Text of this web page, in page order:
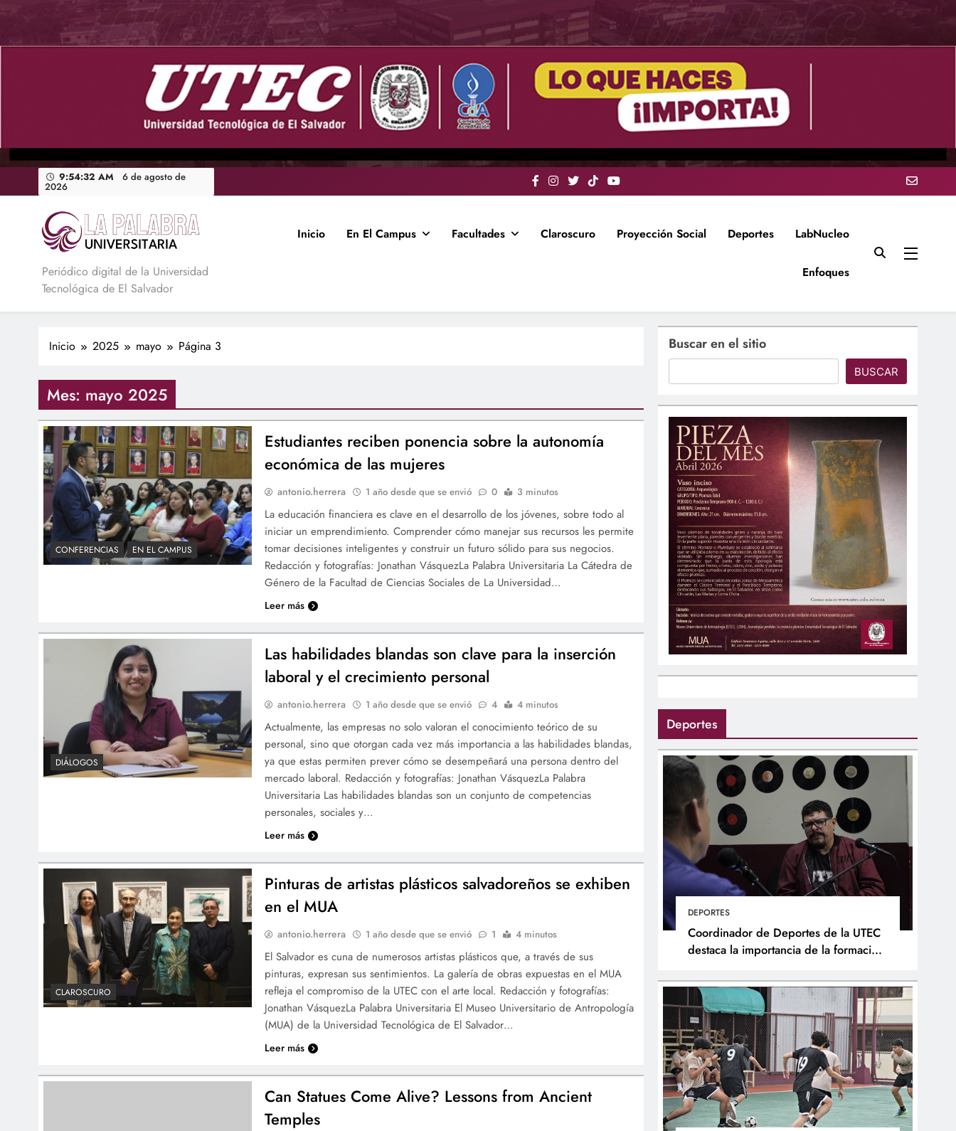
contenido
9:54:33 AM 6 de agosto de
2026
La Palabra Universitaria
Periódico digital de la Universidad
Tecnológica de El Salvador
Inicio En El Campus Facultades Claroscuro Proyección Social Deportes LabNucleo
Enfoques
Inicio 2025 mayo Página 3
Mes: mayo 2025
CONFERENCIAS EN EL CAMPUS
Estudiantes reciben ponencia sobre la autonomía
económica de las mujeres
antonio.herrera 1 año desde que se envió 0 3 minutos
La educación financiera es clave en el desarrollo de los jóvenes, sobre todo al
iniciar un emprendimiento. Comprender cómo manejar sus recursos les permite
tomar decisiones inteligentes y construir un futuro sólido para sus negocios.
Redacción y fotografías: Jonathan VásquezLa Palabra Universitaria La Cátedra de
Género de la Facultad de Ciencias Sociales de La Universidad…
Leer más
DIÁLOGOS
Las habilidades blandas son clave para la inserción
laboral y el crecimiento personal
antonio.herrera 1 año desde que se envió 4 4 minutos
Actualmente, las empresas no solo valoran el conocimiento teórico de su
personal, sino que otorgan cada vez más importancia a las habilidades blandas,
ya que estas permiten prever cómo se desempeñará una persona dentro del
mercado laboral. Redacción y fotografías: Jonathan VásquezLa Palabra
Universitaria Las habilidades blandas son un conjunto de competencias
personales, sociales y…
Leer más
CLAROSCURO
Pinturas de artistas plásticos salvadoreños se exhiben
en el MUA
antonio.herrera 1 año desde que se envió 1 4 minutos
El Salvador es cuna de numerosos artistas plásticos que, a través de sus
pinturas, expresan sus sentimientos. La galería de obras expuestas en el MUA
refleja el compromiso de la UTEC con el arte local. Redacción y fotografías:
Jonathan VásquezLa Palabra Universitaria El Museo Universitario de Antropología
(MUA) de la Universidad Tecnológica de El Salvador…
Leer más
Can Statues Come Alive? Lessons from Ancient
Temples
Buscar en el sitio
BUSCAR
Deportes
DEPORTES
Coordinador de Deportes de la UTEC
destaca la importancia de la formación